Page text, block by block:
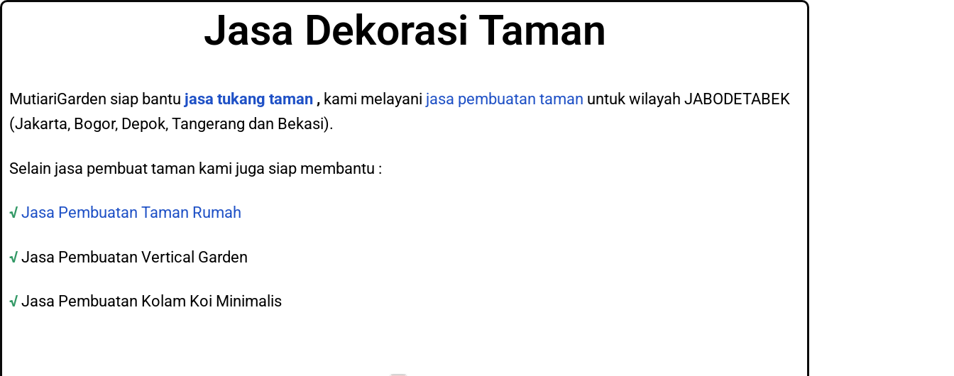
Jasa Dekorasi Taman
MutiariGarden siap bantu jasa tukang taman , kami melayani jasa pembuatan taman untuk wilayah JABODETABEK
(Jakarta, Bogor, Depok, Tangerang dan Bekasi).
Selain jasa pembuat taman kami juga siap membantu :
√ Jasa Pembuatan Taman Rumah
√ Jasa Pembuatan Vertical Garden
√ Jasa Pembuatan Kolam Koi Minimalis